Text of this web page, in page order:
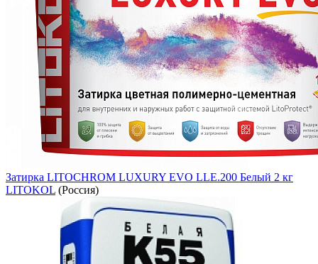
Затирка LITOCHROM LUXURY EVO LLE.200 Белый 2 кг
LITOKOL (Россия)